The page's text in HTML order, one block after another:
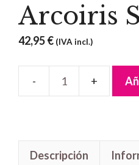
Arcoiris
42,95€ (IVA incl.)
Sonriente
cantidad
Descripción